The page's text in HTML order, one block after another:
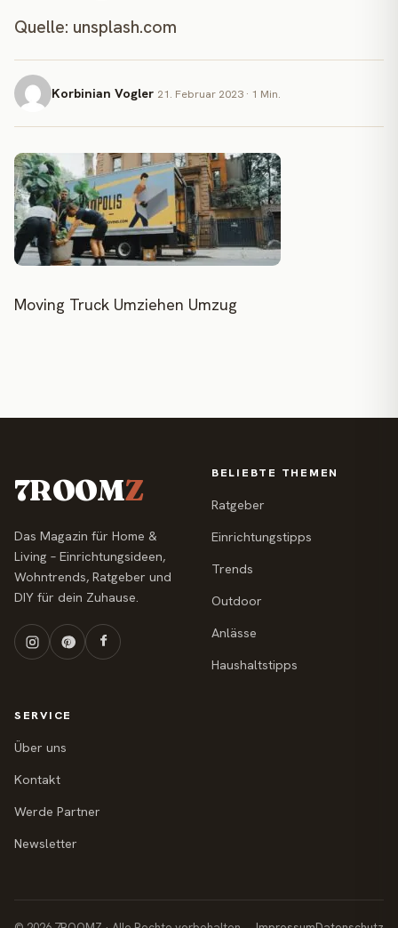
Quelle: unsplash.com
Korbinian Vogler 21. Februar 2023 · 1 Min.
Moving Truck Umziehen Umzug
7ROOMZ
Das Magazin für Home &
Living – Einrichtungsideen,
Wohntrends, Ratgeber und
DIY für dein Zuhause.
BELIEBTE THEMEN
Ratgeber
Einrichtungstipps
Trends
Outdoor
Anlässe
Haushaltstipps
SERVICE
Über uns
Kontakt
Werde Partner
Newsletter